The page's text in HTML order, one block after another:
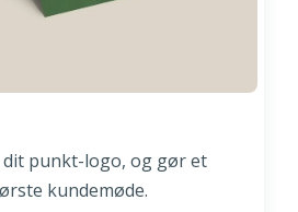
dit punkt-logo, og gør et
kundemøde.